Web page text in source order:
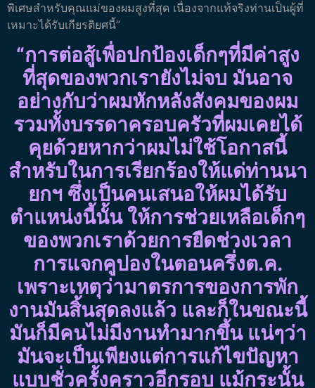
พิเศษสำหรับคุณแม่ของผมสูงที่สุด เนื่องจากแท้จริงท่านเป็นผู้ที่
เหมาะได้รับเกียรติยศนี้”
“การต่อสู้เพื่อปกป้องเด็กๆที่มีค่าสูง
ที่สุดของพวกเรายังไม่จบ มันอาจ
อย่างกับว่าผมหักหลังสังคมของผม
รวมทั้งบรรดาครอบครัวที่ผมเคยได้
คุยด้วยหากว่าผมไม่ใช้โอกาสนี้
สำหรับในการเรียกร้องให้แด่ท่านนา
ยกฯ ซึ่งเป็นคนเสนอให้ผมได้รับ
ตำแหน่งนี้นั้น ให้การช่วยเหลือเด็กๆ
ของพวกเราด้วยการยืดช่วงเวลา
การแจกคูปองในตอนครึ่งต.ค.
เพราะเหตุว่ามาตรการของการพัก
งานมันสิ้นสุดลงแล้ว และก็ในขณะนี้
มันก็มีคนไม่มีงานทำมากขึ้น แน่ๆว่า
มันจะเป็นเพียงแต่การแก้ไขปัญหา
แบบชั่วครั้งคราวอีกรอบ แม้กระนั้น